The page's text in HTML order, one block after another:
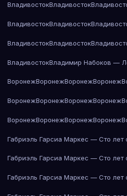
ВладивостокВладивосток
ВладивостокВладивосток
ВладивостокВладивосток
ВладивостокВладимир Набоков —
ВоронежВоронежВоронежВоронеж
ВоронежВоронежВоронежВоронеж
ВоронежВоронежВоронежВоронеж
Габриэль Гарсиа Маркес — Сто лет
Габриэль Гарсиа Маркес — Сто лет
Габриэль Гарсиа Маркес — Сто лет